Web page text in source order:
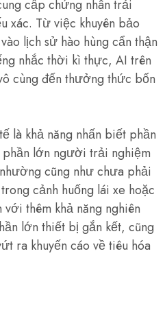
cấp chứng nhân trải
xác. Từ việc khuyên bảo
lịch sử hào hùng cẩn thận
nhắc thời kì thực, AI trên
cùng đến thưởng thức bốn
là khả năng nhấn biết phần
lớn người trải nghiệm
cũng như chưa phải
cảnh huống lái xe hoặc
thêm khả năng nghiên
lớn thiết bị gắn kết, cũng
ra khuyến cáo về tiêu hóa